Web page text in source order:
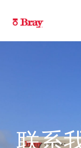
联系